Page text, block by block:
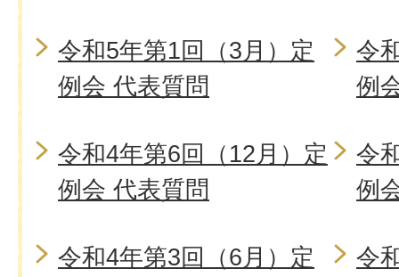
令和5年第1回（3月）定
例会 代表質問
令
例
令和4年第6回（12月）定
例会 代表質問
令
例
令和4年第3回（6月）定
令